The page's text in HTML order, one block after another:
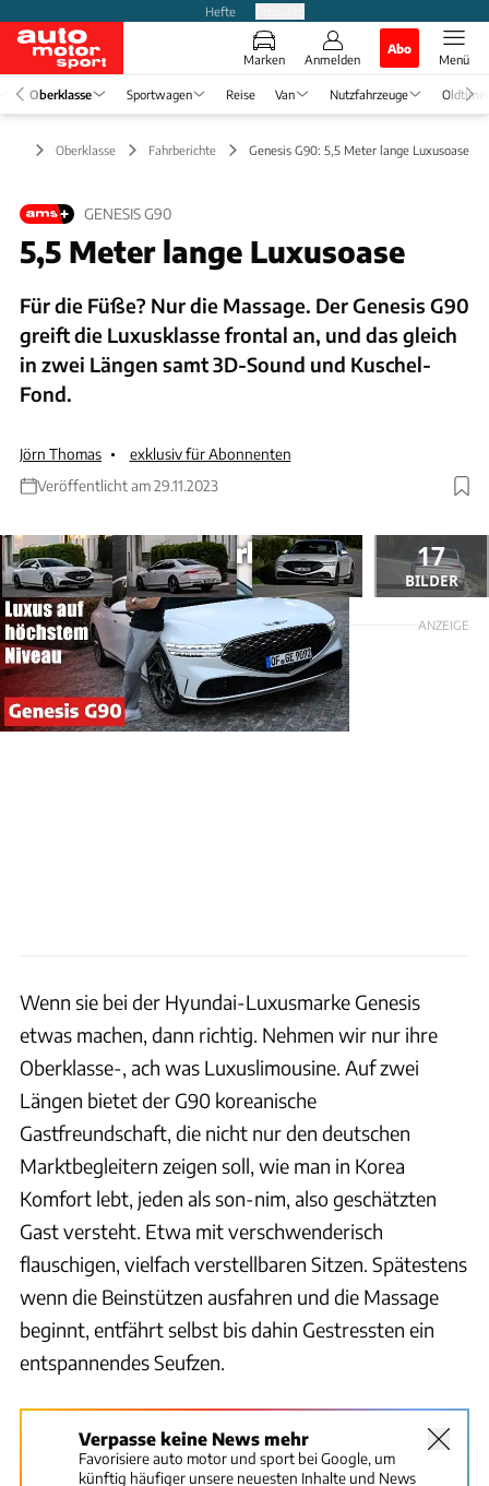
Hefte
Marken Anmelden
Abo
Menü
Oberklasse Sportwagen Reise Van Nutzfahrzeuge Oldtimer
Oberklasse Fahrberichte Genesis G90: 5,5 Meter lange Luxusoase
GENESIS G90
5,5 Meter lange Luxusoase
Für die Füße? Nur die Massage. Der Genesis G90
greift die Luxusklasse frontal an, und das gleich
in zwei Längen samt 3D-Sound und Kuschel-
Fond.
Jörn Thomas
exklusiv für Abonnenten
Veröffentlicht am 29.11.2023
17
BILDER
ANZEIGE
Wenn sie bei der Hyundai-Luxusmarke Genesis
etwas machen, dann richtig. Nehmen wir nur ihre
Oberklasse-, ach was Luxuslimousine. Auf zwei
Längen bietet der G90 koreanische
Gastfreundschaft, die nicht nur den deutschen
Marktbegleitern zeigen soll, wie man in Korea
Komfort lebt, jeden als son-nim, also geschätzten
Gast versteht. Etwa mit verschwenderisch
flauschigen, vielfach verstellbaren Sitzen. Spätestens
wenn die Beinstützen ausfahren und die Massage
beginnt, entfährt selbst bis dahin Gestressten ein
entspannendes Seufzen.
Verpasse keine News mehr
Favorisiere auto motor und sport bei Google, um
künftig häufiger unsere neuesten Inhalte und News